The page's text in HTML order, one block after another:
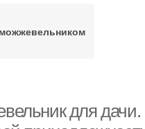
для дачи.